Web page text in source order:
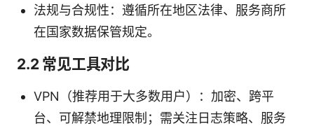
法规与合规性：遵循所在地区法律、服务商所
在国家数据保管规定。
2.2 常见工具对比
VPN（推荐用于大多数用户）：加密、跨平
台、可解禁地理限制；需关注日志策略、服务